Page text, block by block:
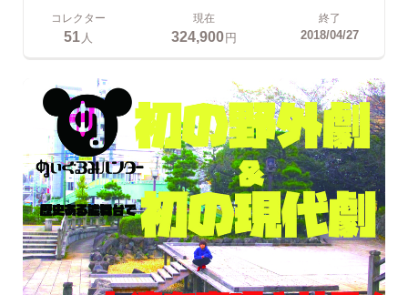
コレクター
51人
現在
324,900円
終了
2018/04/27